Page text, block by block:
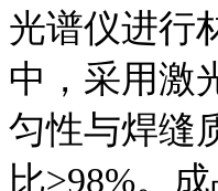
光谱仪进行
中，采用激
匀性与焊缝
比≥98%。